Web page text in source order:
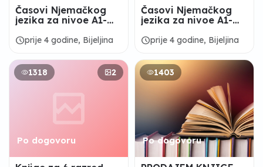
Časovi Njemačkog
jezika za nivoe A1-
scheduleprije 4 godine, Bijeljina
Časovi Njemačkog
jezika za nivoe A1-
scheduleprije 4 godine, Bijeljina
1318 2
Po dogovoru
1403
Po dogovoru